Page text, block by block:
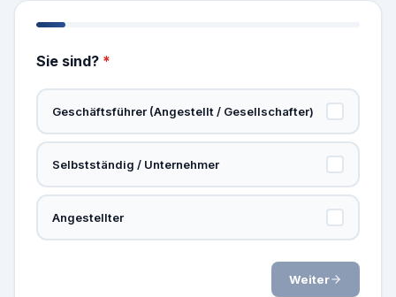
Sie sind? *
Geschäftsführer (Angestellt / Gesellschafter)
Selbstständig / Unternehmer
Angestellter
Weiter